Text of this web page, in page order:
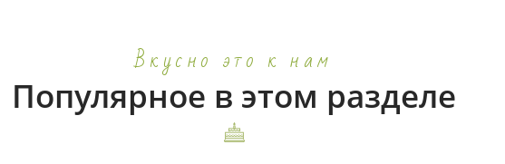
Вкусно это к нам
Популярное в этом разделе